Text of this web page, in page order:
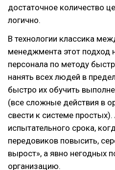
достаточное количество
логично.
В технологии классика
менеджмента этот подход
персонала по методу
нанять всех людей в
быстро их обучить
(все сложные действия в
свести к системе
испытательного срока,
передовиков повысить,
вырост», а явно негодных
организацию.